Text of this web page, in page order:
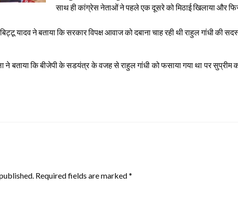
साथ ही कांग्रेस नेताओं ने पहले एक दूसरे को मिठाई खिलाया और
यादव ने बताया कि सरकार विपक्ष आवाज को दबाना चाह रही थी राहुल गांधी की
ने बताया कि बीजेपी के सडयंत्र के वजह से राहुल गांधी को फसाया गया था पर
Required fields are marked*